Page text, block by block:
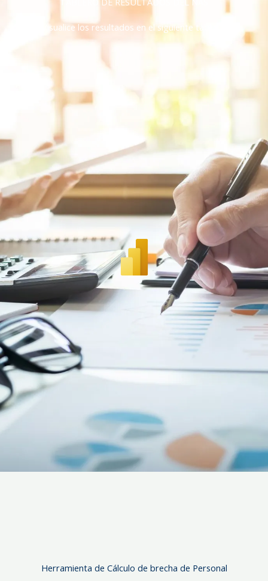
Visualice los resultados en el siguiente tablero:
Herramienta de Cálculo de brecha de Personal